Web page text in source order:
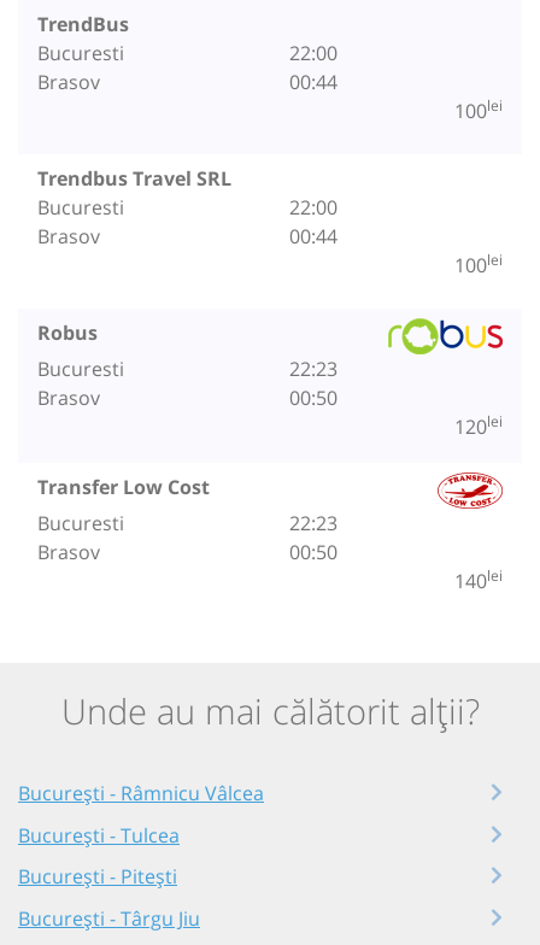
TrendBus
Bucuresti
Brasov
22:00
00:44
100lei
Trendbus Travel SRL
Bucuresti
Brasov
22:00
00:44
100lei
Robus
Bucuresti
Brasov
22:23
00:50
120lei
Transfer Low Cost
Bucuresti
Brasov
22:23
00:50
140lei
Unde au mai călătorit alții?
București - Râmnicu Vâlcea
București - Tulcea
București - Pitești
București - Târgu Jiu